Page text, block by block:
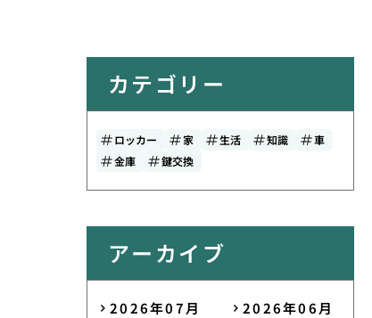
カテゴリー
ロッカー 家 生活 知識
車
金庫
鍵交換
アーカイブ
2026年07月
2026年06月